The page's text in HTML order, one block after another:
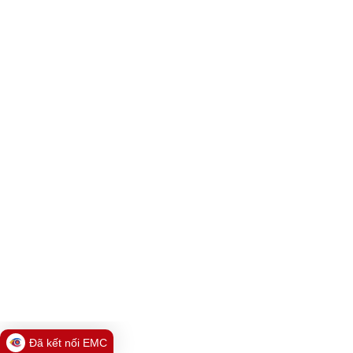
Đã kết nối EMC